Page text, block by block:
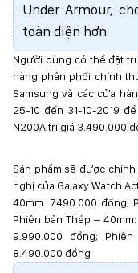
Under Armour,
toàn diện hơn.
Người dùng có thể đặt
hàng phân phối chính
Samsung và các cửa
25-10 đến 31-10-2019
N200A trị giá 3.490.000
Sản phẩm sẽ được chính
nghị của Galaxy Watch
40mm: 7.490.000 đồng;
Phiên bản Thép –
9.990.000 đồng;
8.490.000 đồng